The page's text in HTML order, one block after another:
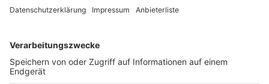
DEINE GEMERKTEN ARTIKEL